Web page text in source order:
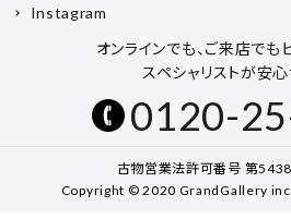
Instagram
オンラインでも、ご来店でも
スペシャリストが安
0120-
古物営業法許可番号 第
Copyright © 2020 GrandGallery